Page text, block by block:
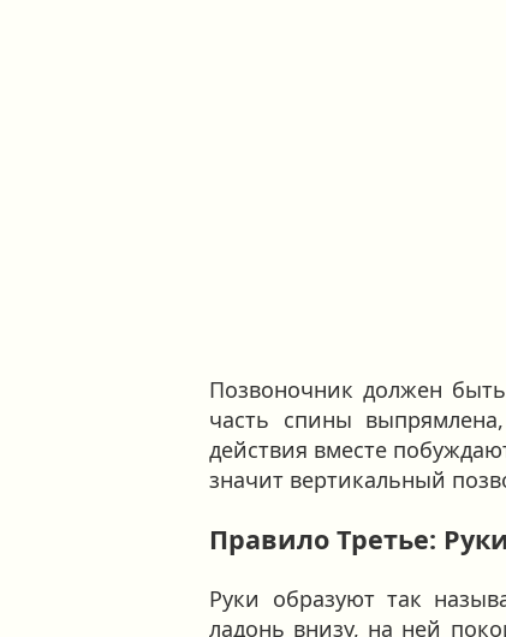
Позвоночник должен
часть спины
действия вместе
значит вертикальный
Правило Третье: Руки
Руки образуют так
ладонь внизу, на ней